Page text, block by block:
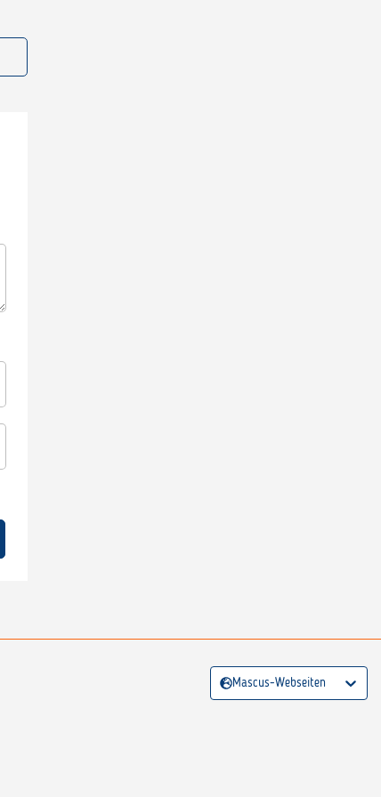
Mascus-Webseiten